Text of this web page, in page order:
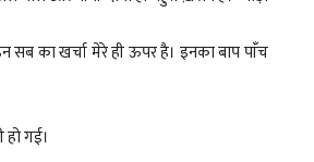
सब का खर्चा मेरे ही ऊपर है। इनका बाप पांँच
गई।